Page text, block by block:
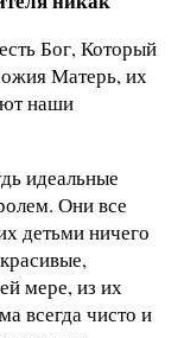
Бог, Который
Матерь, их
наши
идеальные
Они все
детьми ничего
мере, из их
всегда чисто и